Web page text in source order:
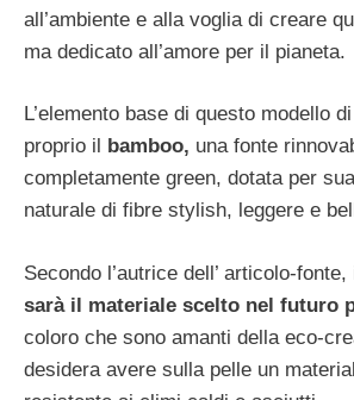
all’ambiente e alla voglia di creare
ma dedicato all’amore per il pianeta.
L’elemento base di questo modello
proprio il bamboo, una fonte
completamente green, dotata per
naturale di fibre stylish, leggere e
Secondo l’autrice dell’ articolo-
sarà il materiale scelto nel futuro
coloro che sono amanti della eco-
desidera avere sulla pelle un